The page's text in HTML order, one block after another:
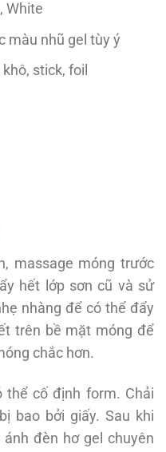
White
màu nhũ gel tùy ý
stick, foil
massage móng trước
hết lớp sơn cũ và sử
nhàng để có thể đẩy
trên bề mặt móng để
chắc hơn.
thể cố định form. Chải
bao bởi giấy. Sau khi
đèn hơ gel chuyên